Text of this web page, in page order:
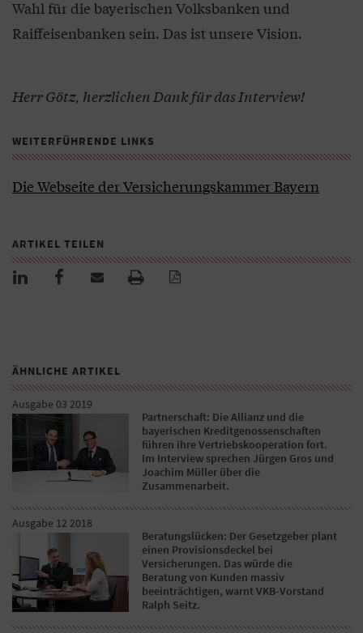
Wahl für die bayerischen Volksbanken und
Raiffeisenbanken sein. Das ist unsere Vision.
Herr Götz, herzlichen Dank für das Interview!
WEITERFÜHRENDE LINKS
Die Webseite der Versicherungskammer Bayern
ARTIKEL TEILEN
ÄHNLICHE ARTIKEL
Ausgabe 03 2019
Partnerschaft: Die Allianz und die
bayerischen Kreditgenossenschaften
führen ihre Vertriebskooperation fort.
Im Interview sprechen Jürgen Gros und
Joachim Müller über die
Zusammenarbeit.
Ausgabe 12 2018
Beratungslücken: Der Gesetzgeber plant
einen Provisionsdeckel bei
Versicherungen. Das würde die
Beratung von Kunden massiv
beeinträchtigen, warnt VKB-Vorstand
Ralph Seitz.